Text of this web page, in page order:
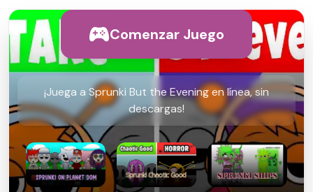
Comenzar Juego
¡Juega a Sprunki But the Evening en línea, sin
descargas!